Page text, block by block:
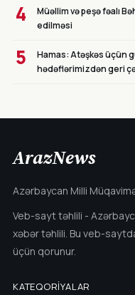
4
Müəllim və peşə fəalı
edilməsi
5
Hamas: Atəşkəs üçün
hədəflərimizdən geri
ArazNews
Azərbaycan Milli
Veb-sayt təhlili -
xəbər təhlili. Bu veb-
üçün qorunur.
KATEQORIYALAR